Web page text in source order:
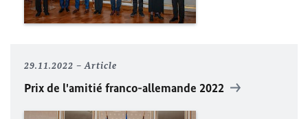
29.11.2022 Article
Prix de l'amitié franco-allemande 2022